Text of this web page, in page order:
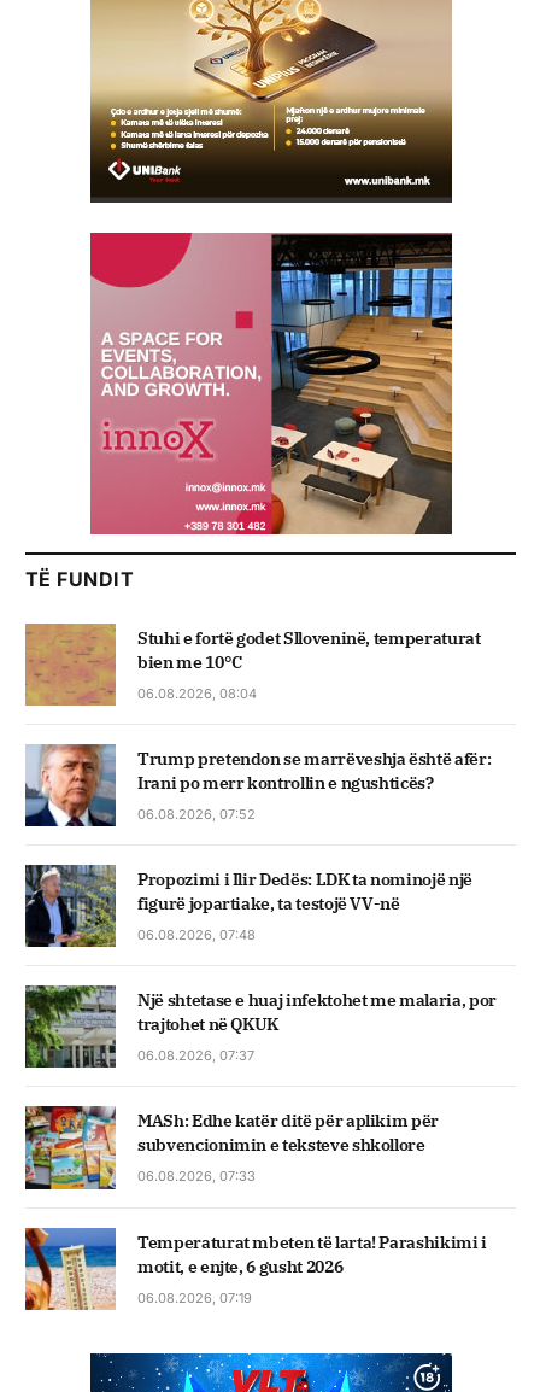
TË FUNDIT
Stuhi e fortë godet Slloveninë, temperaturat
bien me 10°C
06.08.2026, 08:04
Trump pretendon se marrëveshja është afër:
Irani po merr kontrollin e ngushticës?
06.08.2026, 07:52
Propozimi i Ilir Dedës: LDK ta nominojë një
figurë jopartiake, ta testojë VV-në
06.08.2026, 07:48
Një shtetase e huaj infektohet me malaria, por
trajtohet në QKUK
06.08.2026, 07:37
MASh: Edhe katër ditë për aplikim për
subvencionimin e teksteve shkollore
06.08.2026, 07:33
Temperaturat mbeten të larta! Parashikimi i
motit, e enjte, 6 gusht 2026
06.08.2026, 07:19